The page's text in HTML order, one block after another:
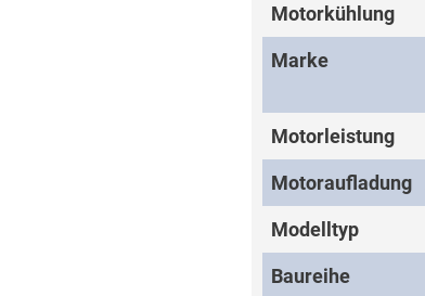
Motorkühlung
Marke
Motorleistung
Motoraufladung
Modelltyp
Baureihe